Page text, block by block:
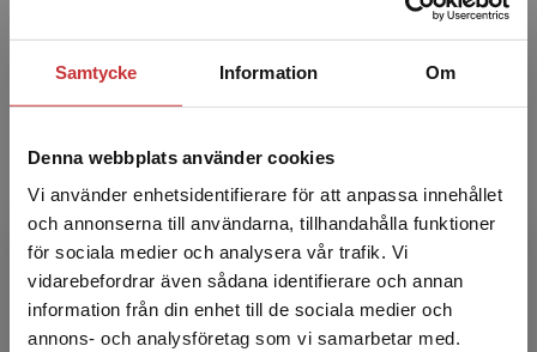
Samtycke Information Om
Denna webbplats använder cookies
Vi använder enhetsidentifierare för att anpassa innehållet
och annonserna till användarna, tillhandahålla funktioner
för sociala medier och analysera vår trafik. Vi
vidarebefordrar även sådana identifierare och annan
information från din enhet till de sociala medier och
annons- och analysföretag som vi samarbetar med.
Begränsad fraktregion
Hans Jeppsson är geohydrolog på
konsultföretaget WSP och gästlärare på
Geologiska institutionen, Lunds universitet.
Han arbetar med grundvattenutre...